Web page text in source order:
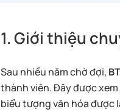
1. Giới thiệu
Sau nhiều năm chờ đợi,
thành viên. Đây được
biểu tượng văn hóa được